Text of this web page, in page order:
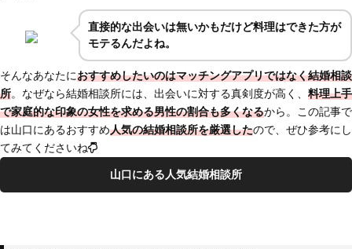
直接的な出会いは無いかもだけど料理はできた方が
モテるんだよね。
そんなあなたにおすすめしたいのはマッチングアプリではなく結婚相談
所。なぜなら結婚相談所には、出会いに対する真剣度が高く、 料理上手
で家庭的な印象の女性を求める男性の割合も多くなるから。この記事で
は山口にあるおすすめ人気の結婚相談所を厳選したので、ぜひ参考にし
てみてくださいね
山口にある人気結婚相談所